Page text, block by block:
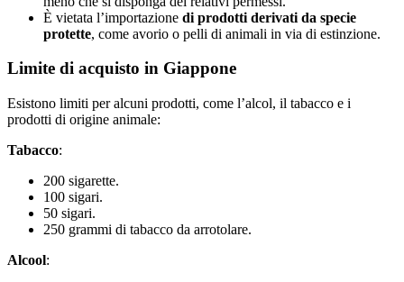
È vietata l’importazione di prodotti derivati da specie
protette, come avorio o pelli di animali in via di estinzione.
Limite di acquisto in Giappone
Esistono limiti per alcuni prodotti, come l’alcol, il tabacco e i
prodotti di origine animale:
Tabacco:
200 sigarette.
100 sigari.
50 sigari.
250 grammi di tabacco da arrotolare.
Alcool: